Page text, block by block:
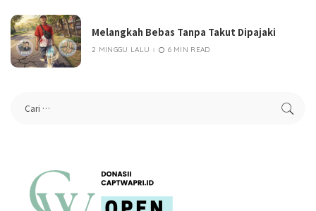
Melangkah Bebas Tanpa Takut Dipajaki
2 MINGGU LALU 6 MIN READ